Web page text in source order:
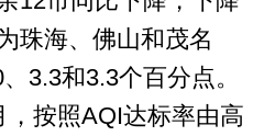
珠海、佛山和茂名
3.3和3.3个百分点。
，按照AQI达标率由高